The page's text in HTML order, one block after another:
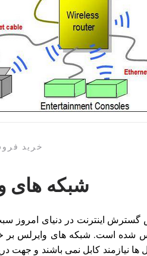
خرید
شبکه های
اینترنت در دنیای امروز
شده است. شبکه های وایرلس بر
ها نیازمند کابل نمی باشند و جهت